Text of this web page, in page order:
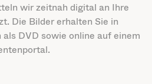
wir zeitnah digital an Ihre
Die Bilder erhalten Sie in
DVD sowie online auf einem